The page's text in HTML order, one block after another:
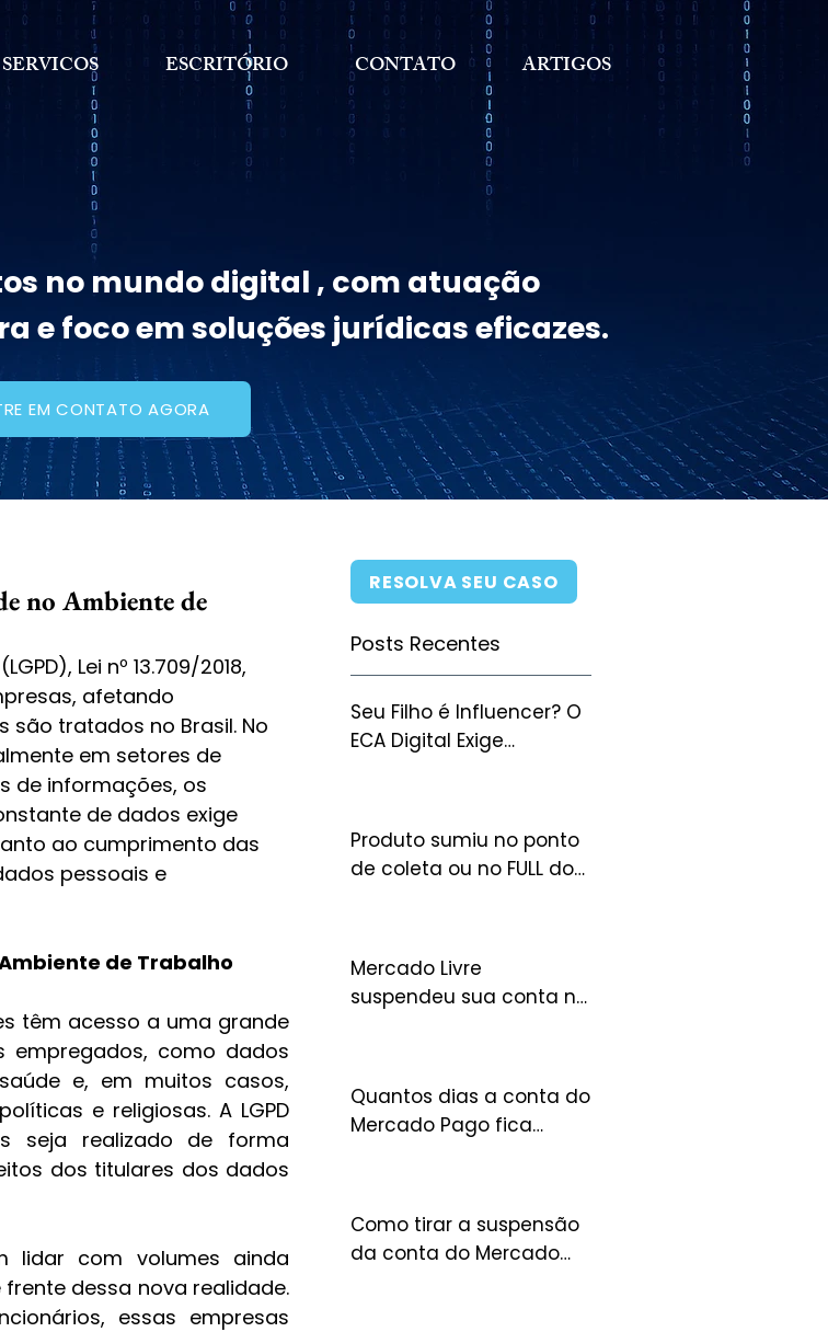
SERVICOS ESCRITÓRIO CONTATO ARTIGOS
no mundo digital , com atuação
e foco em soluções jurídicas eficazes.
EM CONTATO AGORA
no Ambiente de
Lei nº 13.709/2018,
afetando
tratados no Brasil. No
em setores de
de informações, os
de dados exige
ao cumprimento das
pessoais e
de Trabalho
têm acesso a uma grande
empregados, como dados
e, em muitos casos,
e religiosas. A LGPD
seja realizado de forma
dos titulares dos dados
lidar com volumes ainda
dessa nova realidade.
essas empresas
RESOLVA SEU CASO
Posts Recentes
Seu Filho é Influencer? O
ECA Digital Exige
Pode Perder Tudo Sem
Ela
Produto sumiu no ponto
de coleta ou no FULL do
Mercado Livre
suspendeu sua conta no
estoque
Quantos dias a conta do
Mercado Pago fica
Como tirar a suspensão
da conta do Mercado